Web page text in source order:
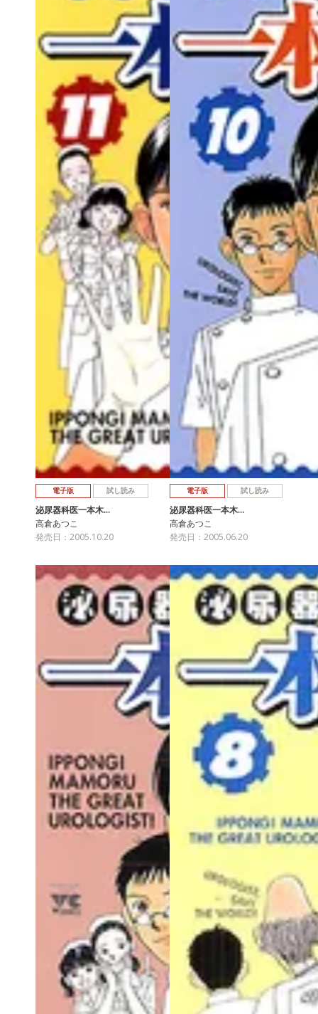
電子版 試し読み
泌尿器科医一本木…
高倉あつこ
発売日：2005.10.20
電子版 試し読み
泌尿器科医一本木…
高倉あつこ
発売日：2005.06.20